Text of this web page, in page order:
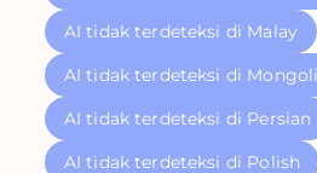
AI tidak terdeteksi di Malay
AI tidak terdeteksi di
AI tidak terdeteksi di Persian
AI tidak terdeteksi di Polish